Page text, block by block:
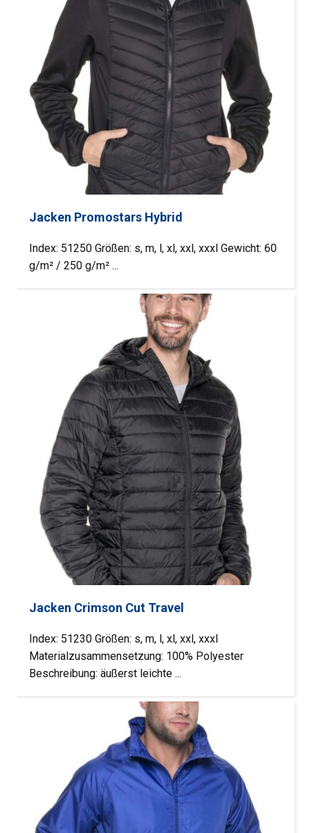
Jacken Promostars Hybrid
Index: 51250 Größen: s, m, l, xl, xxl, xxxl Gewicht: 60
g/m² / 250 g/m² ...
Jacken Crimson Cut Travel
Index: 51230 Größen: s, m, l, xl, xxl, xxxl
Materialzusammensetzung: 100% Polyester
Beschreibung: äußerst leichte ...